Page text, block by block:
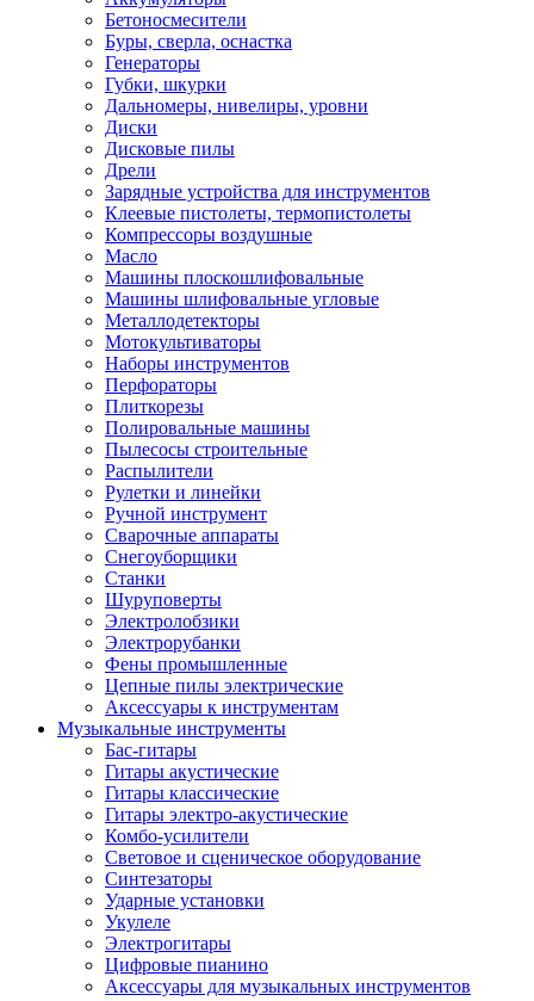
Бетоносмесители
Буры, сверла, оснастка
Генераторы
Губки, шкурки
Дальномеры, нивелиры, уровни
Диски
Дисковые пилы
Дрели
Зарядные устройства для инструментов
Клеевые пистолеты, термопистолеты
Компрессоры воздушные
Масло
Машины плоскошлифовальные
Машины шлифовальные угловые
Металлодетекторы
Мотокультиваторы
Наборы инструментов
Перфораторы
Плиткорезы
Полировальные машины
Пылесосы строительные
Распылители
Рулетки и линейки
Ручной инструмент
Сварочные аппараты
Снегоуборщики
Станки
Шуруповерты
Электролобзики
Электрорубанки
Фены промышленные
Цепные пилы электрические
Аксессуары к инструментам
Музыкальные инструменты
Бас-гитары
Гитары акустические
Гитары классические
Гитары электро-акустические
Комбо-усилители
Световое и сценическое оборудование
Синтезаторы
Ударные установки
Укулеле
Электрогитары
Цифровые пианино
Аксессуары для музыкальных инструментов